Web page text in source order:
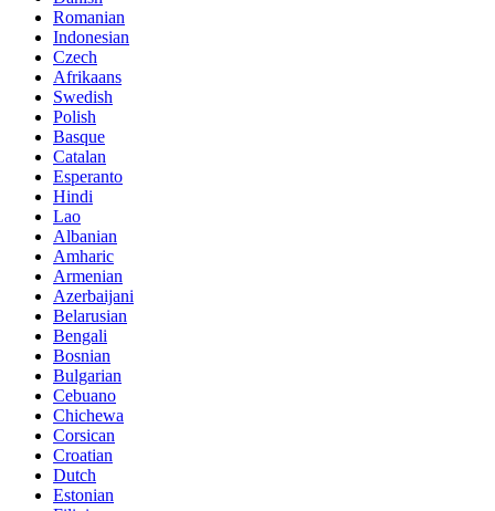
Romanian
Indonesian
Czech
Afrikaans
Swedish
Polish
Basque
Catalan
Esperanto
Hindi
Lao
Albanian
Amharic
Armenian
Azerbaijani
Belarusian
Bengali
Bosnian
Bulgarian
Cebuano
Chichewa
Corsican
Croatian
Dutch
Estonian